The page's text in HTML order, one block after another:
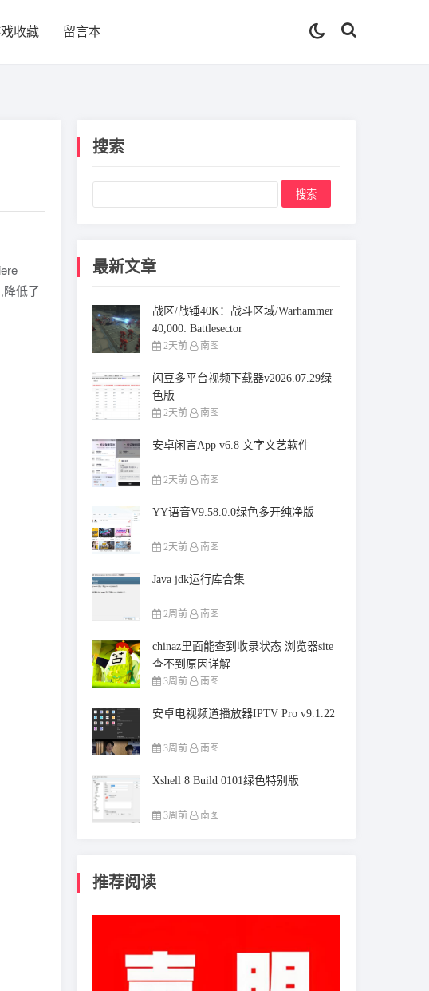
收藏 留言本
低了
搜索
最新文章
战区/战锤40K：战斗区域/Warhammer
40,000: Battlesector
2天前 南图
闪豆多平台视频下载器v2026.07.29绿
色版
2天前 南图
安卓闲言App v6.8 文字文艺软件
2天前 南图
YY语音V9.58.0.0绿色多开纯净版
2天前 南图
Java jdk运行库合集
2周前 南图
chinaz里面能查到收录状态 浏览器site
查不到原因详解
3周前 南图
安卓电视频道播放器IPTV Pro v9.1.22
3周前 南图
Xshell 8 Build 0101绿色特别版
3周前 南图
推荐阅读